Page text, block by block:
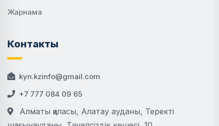
Жарнама
Контакты
kyn.kzinfo@gmail.com
+7 777 084 09 65
Алматы қаласы, Алатау ауданы, Теректі